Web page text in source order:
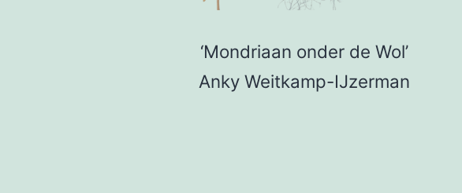
‘Mondriaan onder de Wol’
Anky Weitkamp-IJzerman